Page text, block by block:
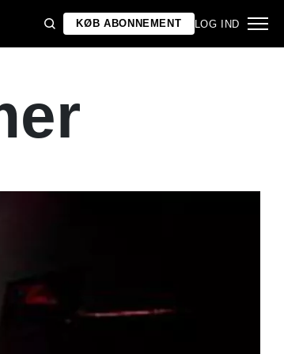
KØB ABONNEMENT LOG IND